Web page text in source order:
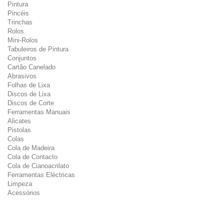
Pintura
Pincéis
Trinchas
Rolos
Mini-Rolos
Tabuleiros de Pintura
Conjuntos
Cartão Canelado
Abrasivos
Folhas de Lixa
Discos de Lixa
Discos de Corte
Ferramentas Manuais
Alicates
Pistolas
Colas
Cola de Madeira
Cola de Contacto
Cola de Cianoacrilato
Ferramentas Eléctricas
Limpeza
Acessórios